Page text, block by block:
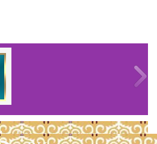
Все права защищены